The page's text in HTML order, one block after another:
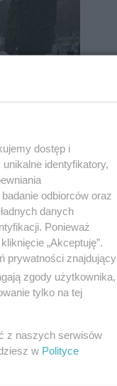
dostęp i
identyfikatory,
odbiorców oraz
danych
Ponieważ
„Akceptuję”.
prywatności znajdujący
zgody użytkownika,
tylko na tej
z naszych serwisów
w Polityce